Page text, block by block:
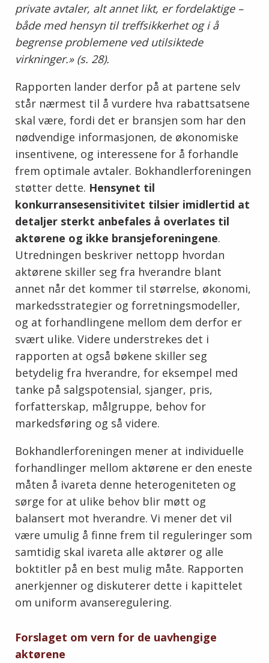
private avtaler, alt annet likt, er fordelaktige –
både med hensyn til treffsikkerhet og i å
begrense problemene ved utilsiktede
virkninger.» (s. 28).
Rapporten lander derfor på at partene selv
står nærmest til å vurdere hva rabattsatsene
skal være, fordi det er bransjen som har den
nødvendige informasjonen, de økonomiske
insentivene, og interessene for å forhandle
frem optimale avtaler. Bokhandlerforeningen
støtter dette. Hensynet til
konkurransesensitivitet tilsier imidlertid at
detaljer sterkt anbefales å overlates til
aktørene og ikke bransjeforeningene.
Utredningen beskriver nettopp hvordan
aktørene skiller seg fra hverandre blant
annet når det kommer til størrelse, økonomi,
markedsstrategier og forretningsmodeller,
og at forhandlingene mellom dem derfor er
svært ulike. Videre understrekes det i
rapporten at også bøkene skiller seg
betydelig fra hverandre, for eksempel med
tanke på salgspotensial, sjanger, pris,
forfatterskap, målgruppe, behov for
markedsføring og så videre.
Bokhandlerforeningen mener at individuelle
forhandlinger mellom aktørene er den eneste
måten å ivareta denne heterogeniteten og
sørge for at ulike behov blir møtt og
balansert mot hverandre. Vi mener det vil
være umulig å finne frem til reguleringer som
samtidig skal ivareta alle aktører og alle
boktitler på en best mulig måte. Rapporten
anerkjenner og diskuterer dette i kapittelet
om uniform avanseregulering.
Forslaget om vern for de uavhengige
aktørene